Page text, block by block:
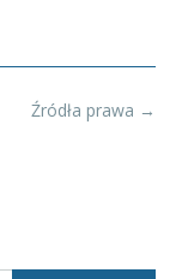
Źródła prawa →